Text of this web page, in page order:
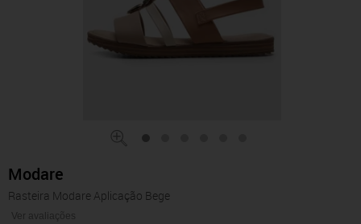
Modare
Rasteira Modare Aplicação Bege
Ver avaliações